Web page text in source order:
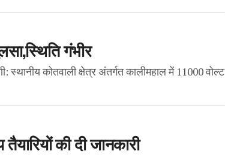
गंभीर
कोतवाली क्षेत्र अंतर्गत कालीमहाल में 11000 वोल्ट
की दी जानकारी